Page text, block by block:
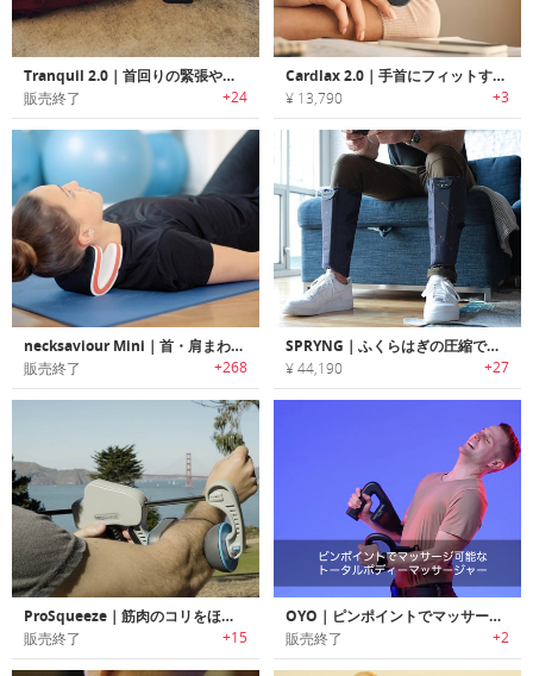
Tranquil 2.0｜首回りの緊張やストレスを和らげるネックサポーター「トランキル2.0」
販売終了 +24
Cardlax 2.0｜手首にフィットするサードサイズのポータブルマッサージャー「カードラックス2.0」
¥ 13,790 +3
necksaviour Mini｜首・肩まわりをストレッチするネックサポーター「ネックセービアーミニ」
販売終了 +268
SPRYNG｜ふくらはぎの圧縮で素早い筋肉疲労回復を助ける筋肉リカバリツール「スプリング」
¥ 44,190 +27
ProSqueeze｜筋肉のコリをほぐすセルフマッサージャー「プロスクイーズ」
販売終了 +15
OYO｜ピンポイントでマッサージ可能なトータルボディーマッサージャー
販売終了 +2